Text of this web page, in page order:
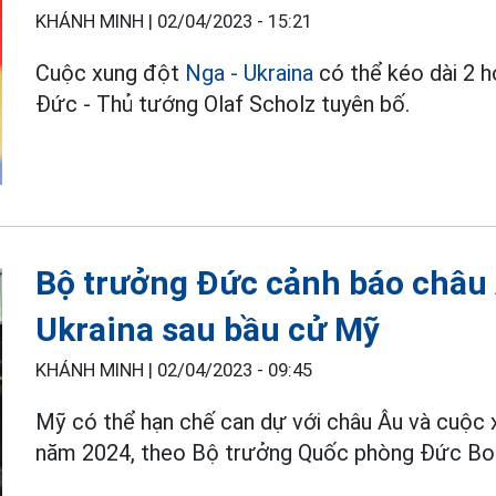
KHÁNH MINH | 02/04/2023 - 15:21
Cuộc xung đột Nga - Ukraina có thể kéo dài 2
Đức - Thủ tướng Olaf Scholz tuyên bố.
Bộ trưởng Đức cảnh báo
Ukraina sau bầu cử Mỹ
KHÁNH MINH | 02/04/2023 - 09:45
Mỹ có thể hạn chế can dự với châu Âu và
năm 2024, theo Bộ trưởng Quốc phòng Đức